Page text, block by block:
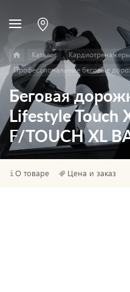
Каталог Кардиотренажеры
Профессиональные беговые
Беговая
Lifestyle Touch
F/TOUCH XL
О товаре Цена и заказ